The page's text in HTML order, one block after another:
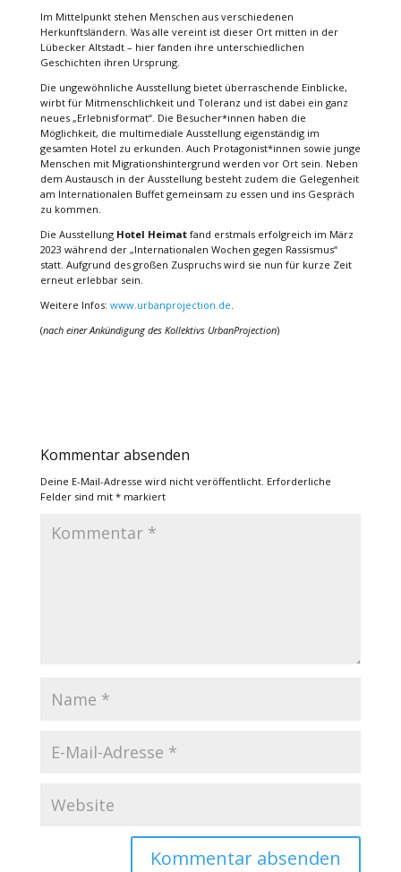
Im Mittelpunkt stehen Menschen aus verschiedenen
Herkunftsländern. Was alle vereint ist dieser Ort mitten in der
Lübecker Altstadt – hier fanden ihre unterschiedlichen
Geschichten ihren Ursprung.
Die ungewöhnliche Ausstellung bietet überraschende Einblicke,
wirbt für Mitmenschlichkeit und Toleranz und ist dabei ein ganz
neues „Erlebnisformat“. Die Besucher*innen haben die
Möglichkeit, die multimediale Ausstellung eigenständig im
gesamten Hotel zu erkunden. Auch Protagonist*innen sowie junge
Menschen mit Migrationshintergrund werden vor Ort sein. Neben
dem Austausch in der Ausstellung besteht zudem die Gelegenheit
am Internationalen Buffet gemeinsam zu essen und ins Gespräch
zu kommen.
Die Ausstellung Hotel Heimatfand erstmals erfolgreich im März
2023 während der „Internationalen Wochen gegen Rassismus“
statt. Aufgrund des großen Zuspruchs wird sie nun für kurze Zeit
erneut erlebbar sein.
Weitere Infos: www.urbanprojection.de.
(nach einer Ankündigung des Kollektivs UrbanProjection)
Kommentar absenden
Deine E-Mail-Adresse wird nicht veröffentlicht. Erforderliche
Felder sind mit *markiert